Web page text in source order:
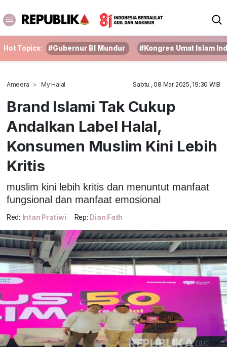
Hot Topics: #Gubernur BI Mundur #Kongres Umat Islam
Ameera My Halal Sabtu , 08 Mar 2025, 19:30 WIB
Brand Islami Tak Cukup
Andalkan Label Halal,
Konsumen Muslim Kini Lebih
Kritis
muslim kini lebih kritis dan menuntut manfaat
fungsional dan manfaat emosional
Red: Intan Pratiwi Rep: Dian Fath